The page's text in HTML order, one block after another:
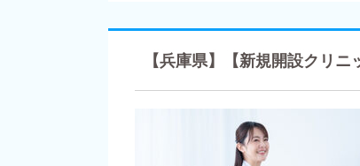
【兵庫県】【新規開設クリ